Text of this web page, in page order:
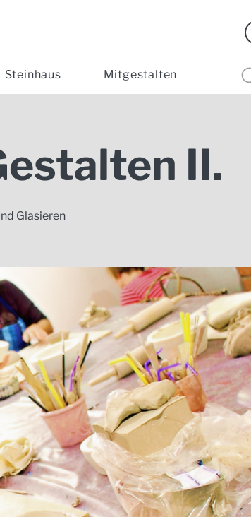
Steinhaus Mitgestalten
II.
Glasieren